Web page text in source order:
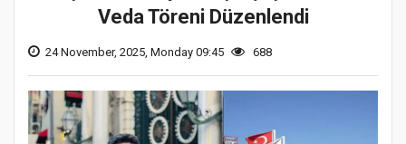
Veda Töreni Düzenlendi
24 November, 2025, Monday 09:45 688